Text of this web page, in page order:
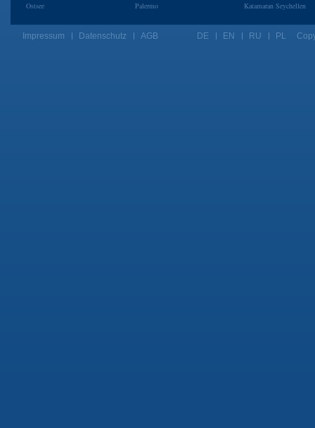
Ostsee
Palermo
Katamaran Seychellen
Impressum Datenschutz AGB DE EN RU PL